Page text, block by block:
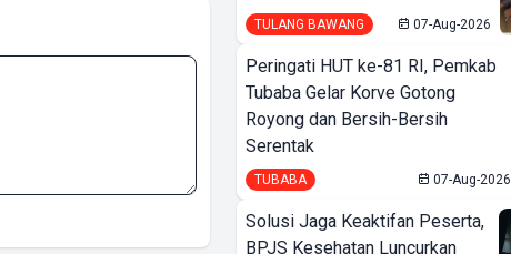
TULANG BAWANG 07-Aug-2026
Peringati HUT ke-81 RI, Pemkab
Tubaba Gelar Korve Gotong
Royong dan Bersih-Bersih
Serentak
TUBABA 07-Aug-2026
Solusi Jaga Keaktifan Peserta,
BPJS Kesehatan Luncurkan